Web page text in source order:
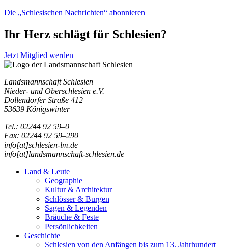
Die „Schlesischen Nachrichten“ abonnieren
Ihr Herz schlägt für Schlesien?
Jetzt Mitglied werden
Landsmannschaft Schlesien
Nieder- und Oberschlesien e.V.
Dollendorfer Straße 412
53639 Königswinter
Tel.: 02244 92 59–0
Fax: 02244 92 59–290
info[at]schlesien-lm.de
info[at]landsmannschaft-schlesien.de
Land & Leute
Geographie
Kultur & Architektur
Schlösser & Burgen
Sagen & Legenden
Bräuche & Feste
Persönlichkeiten
Geschichte
Schlesien von den Anfängen bis zum 13. Jahrhundert